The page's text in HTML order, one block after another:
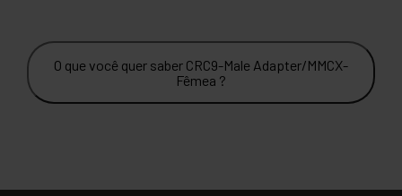
O que você quer saber CRC9-Male Adapter/MMCX-
Fêmea ?